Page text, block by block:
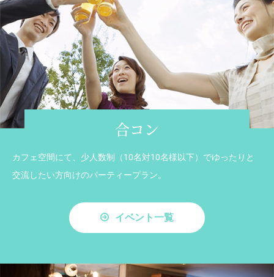
合コン
カフェ空間にて、少人数制（10名対10名様以下）でゆったりと
交流したい方向けのパーティープラン。
イベント一覧